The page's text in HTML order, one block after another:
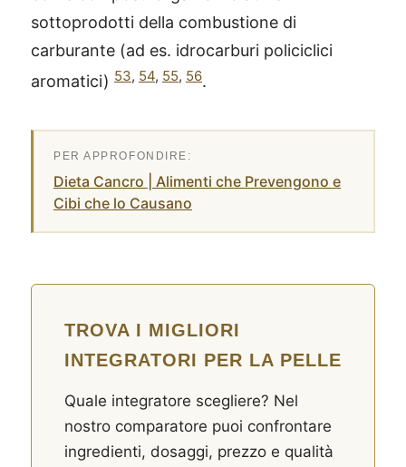
sottoprodotti della combustione di
carburante (ad es. idrocarburi policiclici
aromatici) 53, 54, 55, 56.
Dieta Cancro | Alimenti che Prevengono e
Cibi che lo Causano
TROVA I MIGLIORI
INTEGRATORI PER LA PELLE
Quale integratore scegliere? Nel
nostro comparatore puoi confrontare
ingredienti, dosaggi, prezzo e qualità